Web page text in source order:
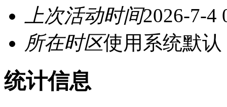
上次活动时间2026-7-4
所在时区使用系统默认
统计信息